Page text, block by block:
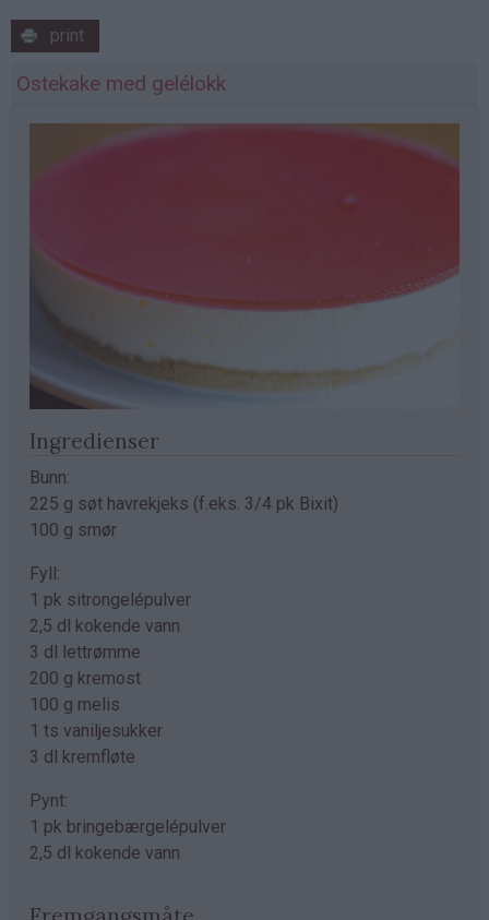
print
Ostekake med gelélokk
Ingredienser
Bunn:
225 g søt havrekjeks (f.eks. 3/4 pk Bixit)
100 g smør
Fyll:
1 pk sitrongelépulver
2,5 dl kokende vann
3 dl lettrømme
200 g kremost
100 g melis
1 ts vaniljesukker
3 dl kremfløte
Pynt:
1 pk bringebærgelépulver
2,5 dl kokende vann